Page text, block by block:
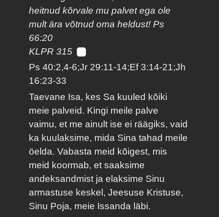
heitnud kõrvale mu palvet ega ole
mult ära võtnud oma heldust! Ps
66:20
KLPR 315
Ps 40:2,4-6;Jr 29:11-14;Ef 3:14-21;Jh
16:23-33
Taevane Isa, kes Sa kuuled kõiki
meie palveid. Kingi meile palve
vaimu, et me ainult ise ei räägiks, vaid
ka kuulaksime, mida Sina tahad meile
öelda. Vabasta meid kõigest, mis
meid koormab, et saaksime
andeksandmist ja elaksime Sinu
armastuse keskel, Jeesuse Kristuse,
Sinu Poja, meie Issanda läbi.